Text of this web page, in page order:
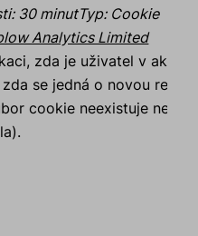
: 30 minutTyp: Cookie
Analytics Limited
zda je uživatel v aktivní
se jedná o novou relaci
cookie neexistuje nebo